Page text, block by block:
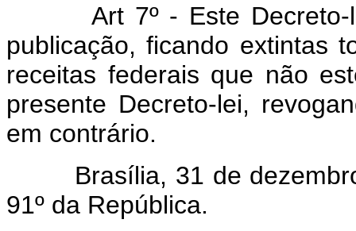
Art 7º - Este Decreto-lei
publicação, ficando extintas
receitas federais que não
presente Decreto-lei,
em contrário.
Brasília, 31 de dezembro
91º da República.